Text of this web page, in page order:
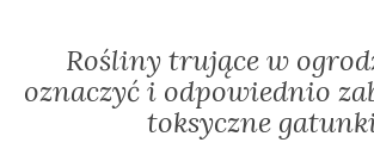
Rośliny trujące w
oznaczyć i odpowiednio
toksyczne